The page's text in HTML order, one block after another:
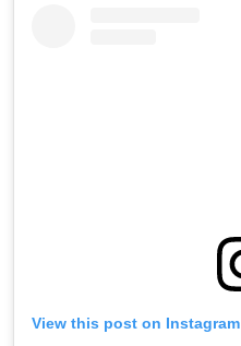
View this post on Instagram